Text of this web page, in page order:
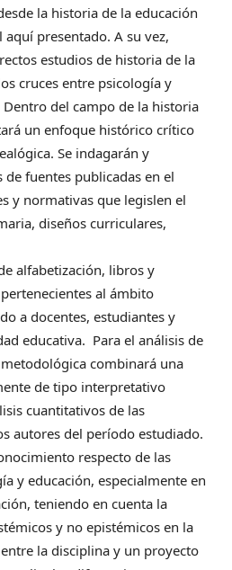
la historia de la educación
presentado. A su vez,
estudios de historia de la
cruces entre psicología y
del campo de la historia
un enfoque histórico crítico
Se indagarán y
fuentes publicadas en el
y normativas que legislen el
diseños curriculares,
alfabetización, libros y
al ámbito
a docentes, estudiantes y
educativa. Para el análisis de
combinará una
de tipo interpretativo
cuantitativos de las
autores del período estudiado.
respecto de las
y educación, especialmente en
teniendo en cuenta la
y no epistémicos en la
la disciplina y un proyecto